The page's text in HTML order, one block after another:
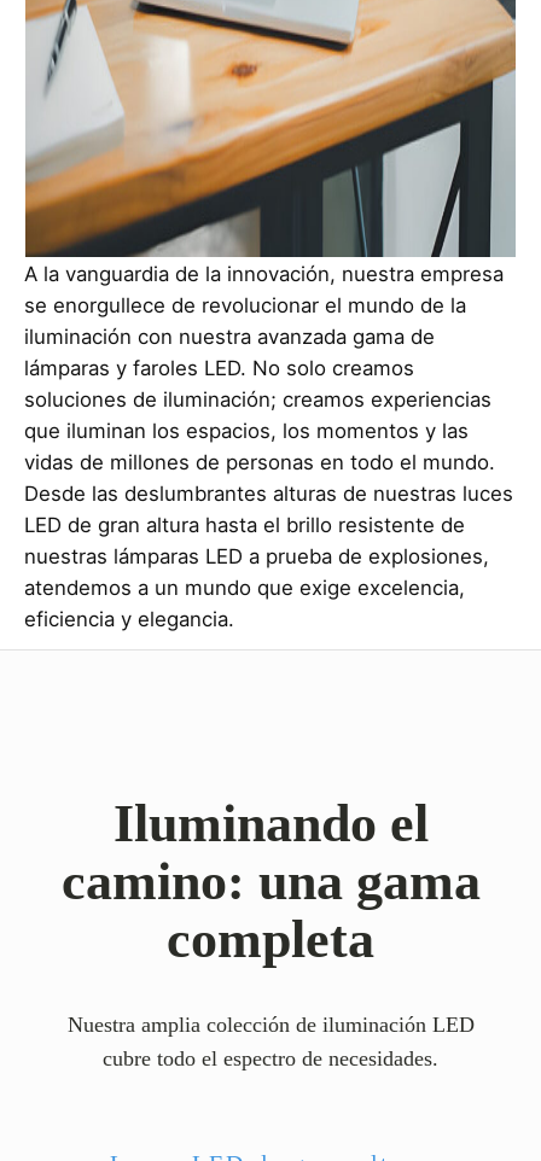
A la vanguardia de la innovación, nuestra empresa
se enorgullece de revolucionar el mundo de la
iluminación con nuestra avanzada gama de
lámparas y faroles LED. No solo creamos
soluciones de iluminación; creamos experiencias
que iluminan los espacios, los momentos y las
vidas de millones de personas en todo el mundo.
Desde las deslumbrantes alturas de nuestras luces
LED de gran altura hasta el brillo resistente de
nuestras lámparas LED a prueba de explosiones,
atendemos a un mundo que exige excelencia,
eficiencia y elegancia.
Iluminando el
camino: una gama
completa
Nuestra amplia colección de iluminación LED
cubre todo el espectro de necesidades.